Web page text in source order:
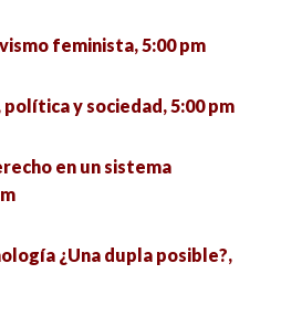
feminista, 5:00 pm
y sociedad, 5:00 pm
en un sistema
¿Una dupla posible?,